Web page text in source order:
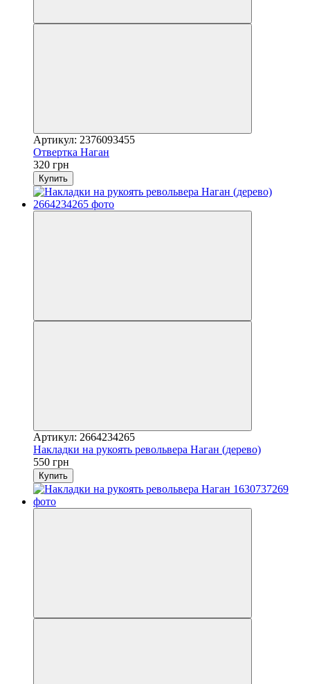
Артикул: 2376093455
Отвертка Наган
320 грн
Купить
Артикул: 2664234265
Накладки на рукоять револьвера Наган (дерево)
550 грн
Купить